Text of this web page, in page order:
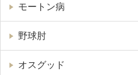
モートン病
野球肘
オスグッド